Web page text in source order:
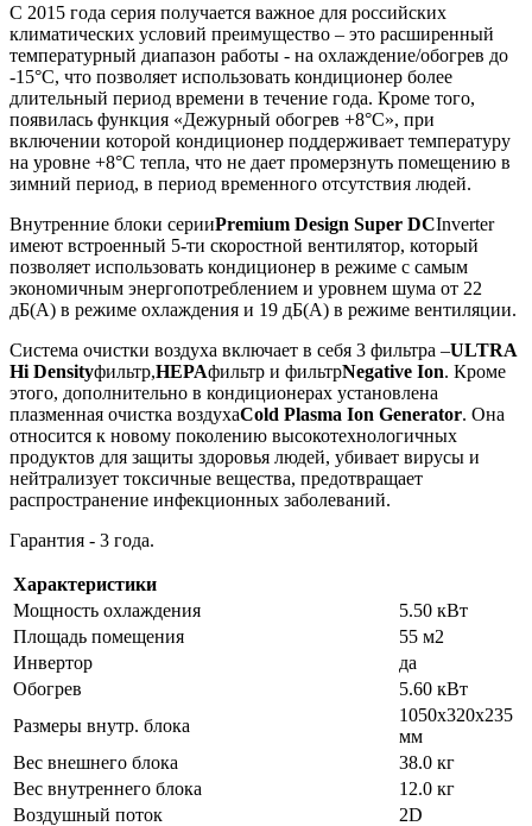
С 2015 года серия получается важное для российских
климатических условий преимущество – это расширенный
температурный диапазон работы - на охлаждение/обогрев до
-15°С, что позволяет использовать кондиционер более
длительный период времени в течение года. Кроме того,
появилась функция «Дежурный обогрев +8°С», при
включении которой кондиционер поддерживает температуру
на уровне +8°С тепла, что не дает промерзнуть помещению в
зимний период, в период временного отсутствия людей.
Внутренние блоки серииPremium Design Super DCInverter
имеют встроенный 5-ти скоростной вентилятор, который
позволяет использовать кондиционер в режиме с самым
экономичным энергопотреблением и уровнем шума от 22
дБ(A) в режиме охлаждения и 19 дБ(A) в режиме вентиляции.
Система очистки воздуха включает в себя 3 фильтра –ULTRA
Hi Densityфильтр,HEPAфильтр и фильтрNegative Ion. Кроме
этого, дополнительно в кондиционерах установлена
плазменная очистка воздухаCold Plasma Ion Generator. Она
относится к новому поколению высокотехнологичных
продуктов для защиты здоровья людей, убивает вирусы и
нейтрализует токсичные вещества, предотвращает
распространение инфекционных заболеваний.
Гарантия - 3 года.
Характеристики
Мощность охлаждения
5.50 кВт
Площадь помещения
55 м2
Инвертор
да
Обогрев
5.60 кВт
Размеры внутр. блока
1050х320х235
мм
Вес внешнего блока
38.0 кг
Вес внутреннего блока
12.0 кг
Воздушный поток
2D